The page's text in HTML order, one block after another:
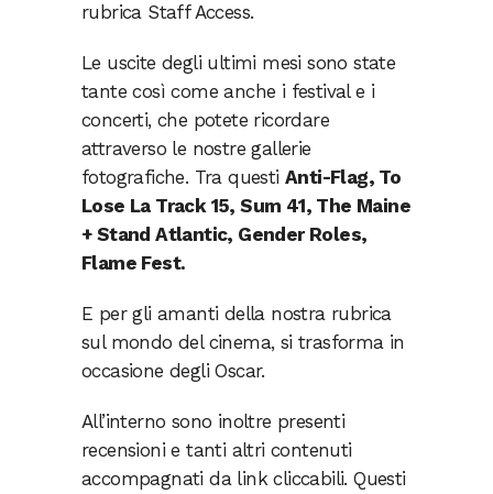
rubrica Staff Access.
Le uscite degli ultimi mesi sono state
tante così come anche i festival e i
concerti, che potete ricordare
attraverso le nostre gallerie
fotografiche. Tra questi Anti-Flag, To
Lose La Track 15, Sum 41, The Maine
+ Stand Atlantic, Gender Roles,
Flame Fest.
E per gli amanti della nostra rubrica
sul mondo del cinema, si trasforma in
occasione degli Oscar.
All’interno sono inoltre presenti
recensioni e tanti altri contenuti
accompagnati da link cliccabili. Questi